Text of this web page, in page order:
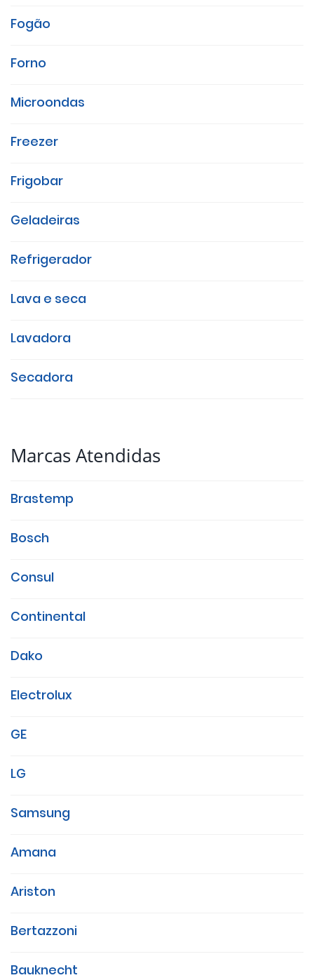
Fogão
Forno
Microondas
Freezer
Frigobar
Geladeiras
Refrigerador
Lava e seca
Lavadora
Secadora
Marcas Atendidas
Brastemp
Bosch
Consul
Continental
Dako
Electrolux
GE
LG
Samsung
Amana
Ariston
Bertazzoni
Bauknecht